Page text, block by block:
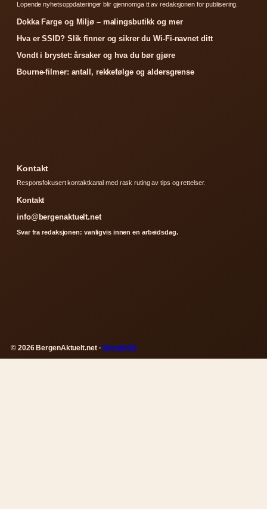
Lopende nyhetsoppdateringer blir gjennomga tt av redaksjonen for publisering.
Dokka Farge og Miljø – malingsbutikk og mer
Hva er SSID? Slik finner og sikrer du Wi-Fi-navnet ditt
Vondt i brystet: årsaker og hva du bør gjøre
Bourne-filmer: antall, rekkefølge og aldersgrense
Kontakt
Responsfokusert kontaktkanal med rask ruting av tips og rettelser.
Kontakt
info@bergenaktuelt.net
Svar fra redaksjonen: vanligvis innen en arbeidsdag.
© 2026 BergenAktuelt.net ·WorldRSS